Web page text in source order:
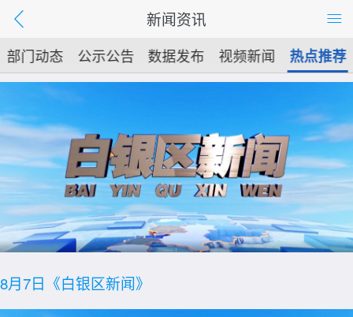
新闻资讯
部门动态 公示公告 数据发布 视频新闻 热点推荐
8月7日《白银区新闻》